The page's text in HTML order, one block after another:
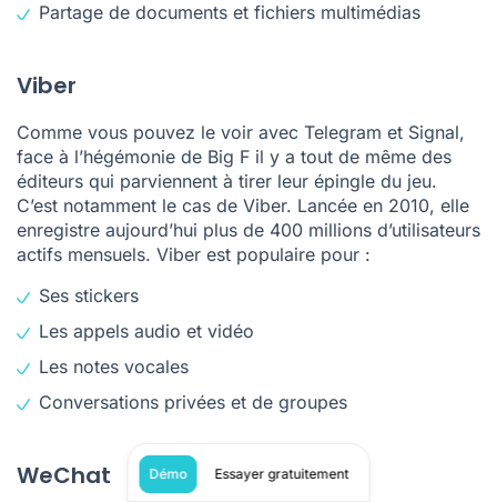
Partage de documents et fichiers multimédias
Viber
Comme vous pouvez le voir avec Telegram et Signal,
face à l’hégémonie de Big F il y a tout de même des
éditeurs qui parviennent à tirer leur épingle du jeu.
C’est notamment le cas de Viber. Lancée en 2010, elle
enregistre aujourd’hui plus de 400 millions d’utilisateurs
actifs mensuels. Viber est populaire pour :
Ses stickers
Les appels audio et vidéo
Les notes vocales
Conversations privées et de groupes
WeChat Démo Essayer gratuitement